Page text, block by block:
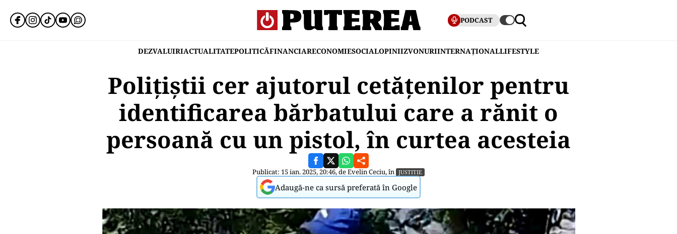
PODCAST
DEZVALUIRIACTUALITATEPOLITICĂFINANCIARECONOMIESOCIALOPINIIZVONURIINTERNAȚIONALLIFESTYLE
Polițiștii cer ajutorul cetățenilor pentru
identificarea bărbatului care a rănit o
persoană cu un pistol, în curtea acesteia
Publicat: 15 ian. 2025, 20:46, deEvelin Ceciu, în JUSTITIE
Adaugă-ne ca sursă preferată în Google